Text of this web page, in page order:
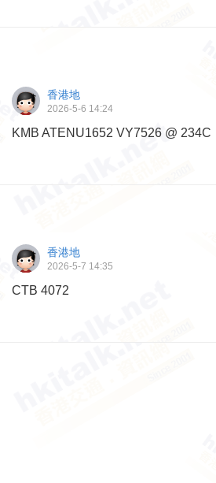
香港地
2026-5-6 14:24
KMB ATENU1652 VY7526 @ 234C
香港地
2026-5-7 14:35
CTB 4072